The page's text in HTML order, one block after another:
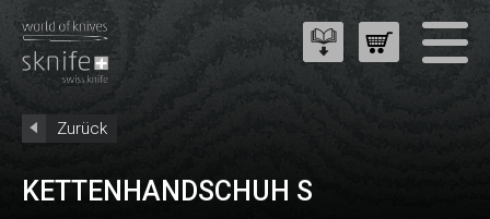
Zurück
KETTENHANDSCHUH S